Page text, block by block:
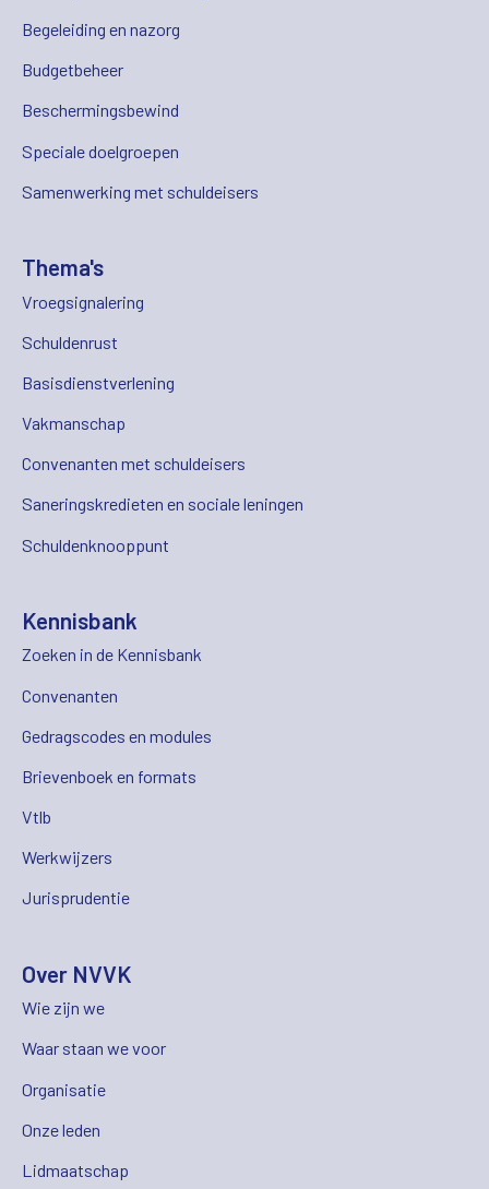
Begeleiding en nazorg
Budgetbeheer
Beschermingsbewind
Speciale doelgroepen
Samenwerking met schuldeisers
Thema's
Vroegsignalering
Schuldenrust
Basisdienstverlening
Vakmanschap
Convenanten met schuldeisers
Saneringskredieten en sociale leningen
Schuldenknooppunt
Kennisbank
Zoeken in de Kennisbank
Convenanten
Gedragscodes en modules
Brievenboek en formats
Vtlb
Werkwijzers
Jurisprudentie
Over NVVK
Wie zijn we
Waar staan we voor
Organisatie
Onze leden
Lidmaatschap